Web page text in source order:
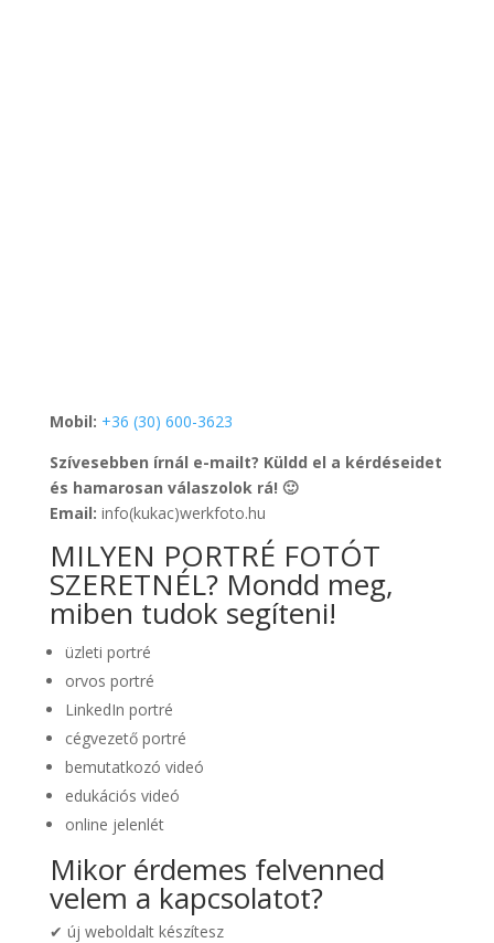
Mobil: +36 (30) 600-3623
Szívesebben írnál e-mailt? Küldd el a kérdéseidet
és hamarosan válaszolok rá! 🙂
Email: info(kukac)werkfoto.hu
MILYEN PORTRÉ FOTÓT
SZERETNÉL? Mondd meg,
miben tudok segíteni!
üzleti portré
orvos portré
LinkedIn portré
cégvezető portré
bemutatkozó videó
edukációs videó
online jelenlét
Mikor érdemes felvenned
velem a kapcsolatot?
✔ új weboldalt készítesz